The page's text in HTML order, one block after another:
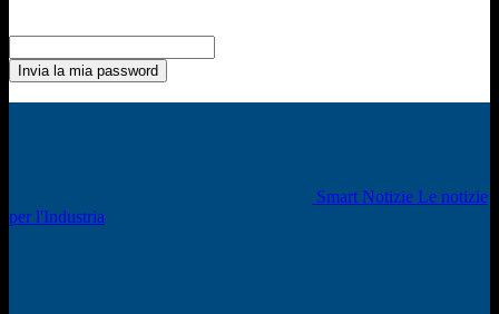
Smart Notizie Le notizie
per l'Industria